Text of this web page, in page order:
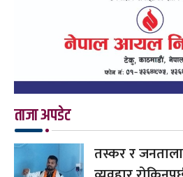
ताजा अपडेट
तस्कर र